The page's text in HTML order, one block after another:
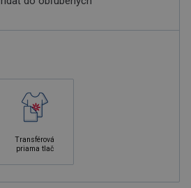
Transférová
priama tlač